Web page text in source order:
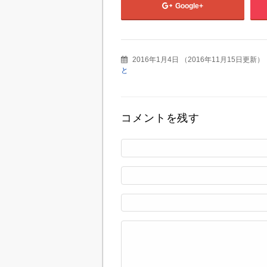
Google+
2016年1月4日 （2016年11月15日更新）
と
コメントを残す